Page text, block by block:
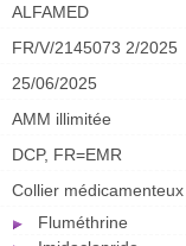
ALFAMED
FR/V/2145073 2/2025
25/06/2025
AMM illimitée
DCP, FR=EMR
Collier médicamenteux
Fluméthrine